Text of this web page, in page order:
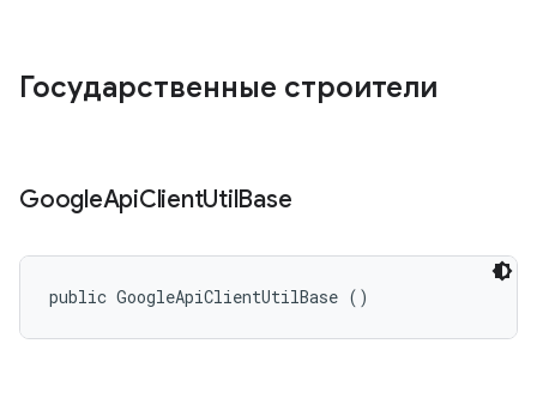
Государственные строители
GoogleApiClientUtilBase
public GoogleApiClientUtilBase ()